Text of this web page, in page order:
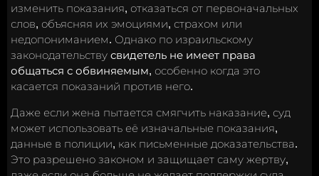
изменить показания, отказаться от первоначальных
слов, объясняя их эмоциями, страхом или
недопониманием. Однако по израильскому
законодательству свидетель не имеет права
общаться с обвиняемым, особенно когда это
касается показаний против него.
Даже если жена пытается смягчить наказание, суд
может использовать её изначальные показания,
данные в полиции, как письменные доказательства.
Это разрешено законом и защищает саму жертву,